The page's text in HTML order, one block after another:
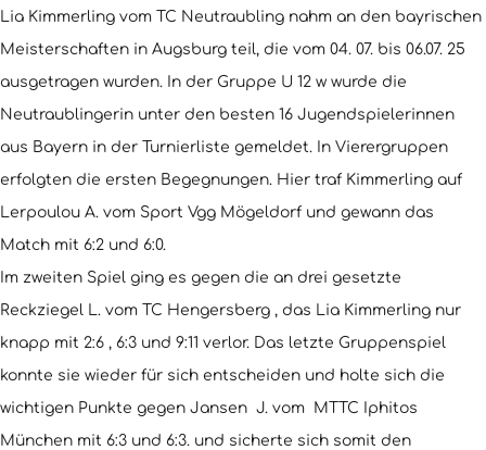
Lia Kimmerling vom TC Neutraubling nahm an den bayrischen
Meisterschaften in Augsburg teil, die vom 04. 07. bis 06.07. 25
ausgetragen wurden. In der Gruppe U 12 w wurde die
Neutraublingerin unter den besten 16 Jugendspielerinnen
aus Bayern in der Turnierliste gemeldet. In Vierergruppen
erfolgten die ersten Begegnungen. Hier traf Kimmerling auf
Lerpoulou A. vom Sport Vgg Mögeldorf und gewann das
Match mit 6:2 und 6:0.
Im zweiten Spiel ging es gegen die an drei gesetzte
Reckziegel L. vom TC Hengersberg , das Lia Kimmerling nur
knapp mit 2:6 , 6:3 und 9:11 verlor. Das letzte Gruppenspiel
konnte sie wieder für sich entscheiden und holte sich die
wichtigen Punkte gegen Jansen J. vom MTTC Iphitos
München mit 6:3 und 6:3. und sicherte sich somit den